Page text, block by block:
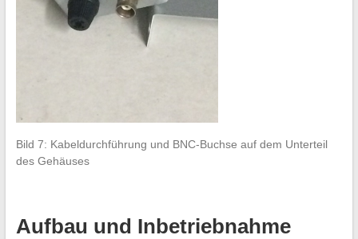
Bild 7: Kabeldurchführung und BNC-Buchse auf dem Unterteil
des Gehäuses
Aufbau und Inbetriebnahme